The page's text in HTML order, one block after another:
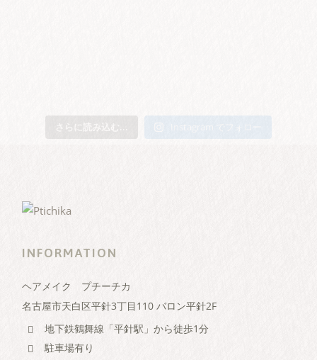
さらに読み込む... Instagram でフォロー
INFORMATION
ヘアメイク プチーチカ
名古屋市天白区平針3丁目110 バロン平針2F
地下鉄鶴舞線「平針駅」から徒歩1分
駐車場有り